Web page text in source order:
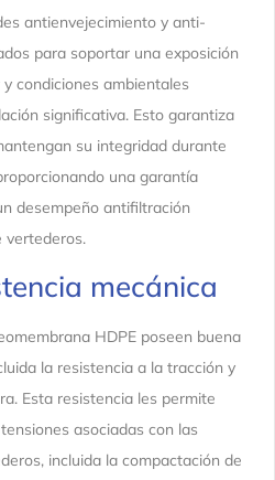
antienvejecimiento y anti-
para soportar una exposición
condiciones ambientales
significativa. Esto garantiza
su integridad durante
una garantía
desempeño antifiltración
vertederos.
mecánica
HDPE poseen buena
la resistencia a la tracción y
Esta resistencia les permite
asociadas con las
incluida la compactación de